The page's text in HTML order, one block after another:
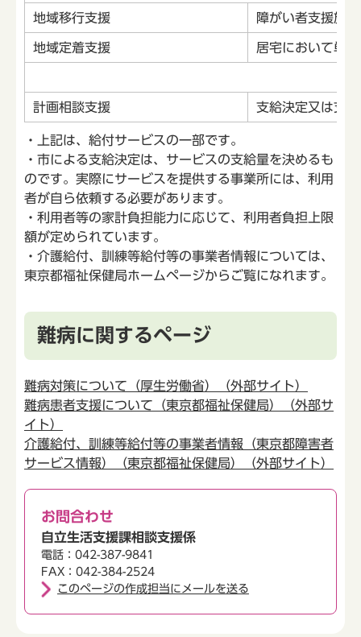
地域移行支援 障がい者支援施
地域定着支援 居宅において単
計画相談支援 支給決定又は支
・上記は、給付サービスの一部です。
・市による支給決定は、サービスの支給量を決めるも
のです。実際にサービスを提供する事業所には、利用
者が自ら依頼する必要があります。
・利用者等の家計負担能力に応じて、利用者負担上限
額が定められています。
・介護給付、訓練等給付等の事業者情報については、
東京都福祉保健局ホームページからご覧になれます。
難病に関するページ
難病対策について（厚生労働省）（外部サイト）
難病患者支援について（東京都福祉保健局）（外部サ
イト）
介護給付、訓練等給付等の事業者情報（東京都障害者
サービス情報）（東京都福祉保健局）（外部サイト）
お問合わせ
自立生活支援課相談支援係
電話：042-387-9841
FAX：042-384-2524
このページの作成担当にメールを送る